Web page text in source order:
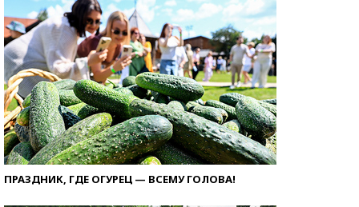
ПРАЗДНИК, ГДЕ ОГУРЕЦ — ВСЕМУ ГОЛОВА!